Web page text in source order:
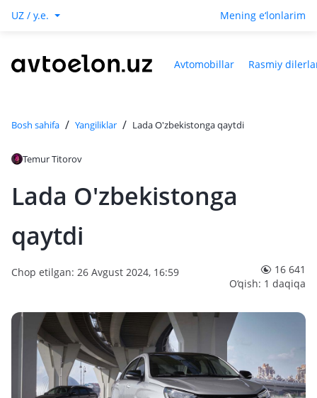
UZ / y.e. Mening e‘lonlarim
Avtomobillar Rasmiy
Bosh sahifa / Yangiliklar / Lada O'zbekistonga qaytdi
Temur Titorov
Lada O'zbekistonga
qaytdi
Chop etilgan: 26 Avgust 2024, 16:59
16 641
O‘qish: 1 daqiqa